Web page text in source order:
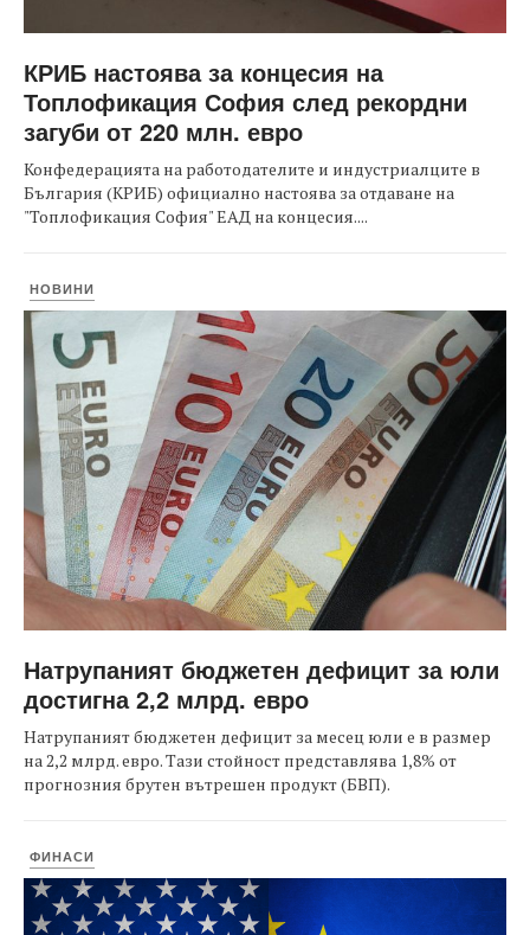
КРИБ настоява за концесия на
Топлофикация София след рекордни
загуби от 220 млн. евро
Конфедерацията на работодателите и индустриалците в
България (КРИБ) официално настоява за отдаване на
"Топлофикация София" ЕАД на концесия....
НОВИНИ
Натрупаният бюджетен дефицит за юли
достигна 2,2 млрд. евро
Натрупаният бюджетен дефицит за месец юли е в размер
на 2,2 млрд. евро. Тази стойност представлява 1,8% от
прогнозния брутен вътрешен продукт (БВП).
ФИНАСИ